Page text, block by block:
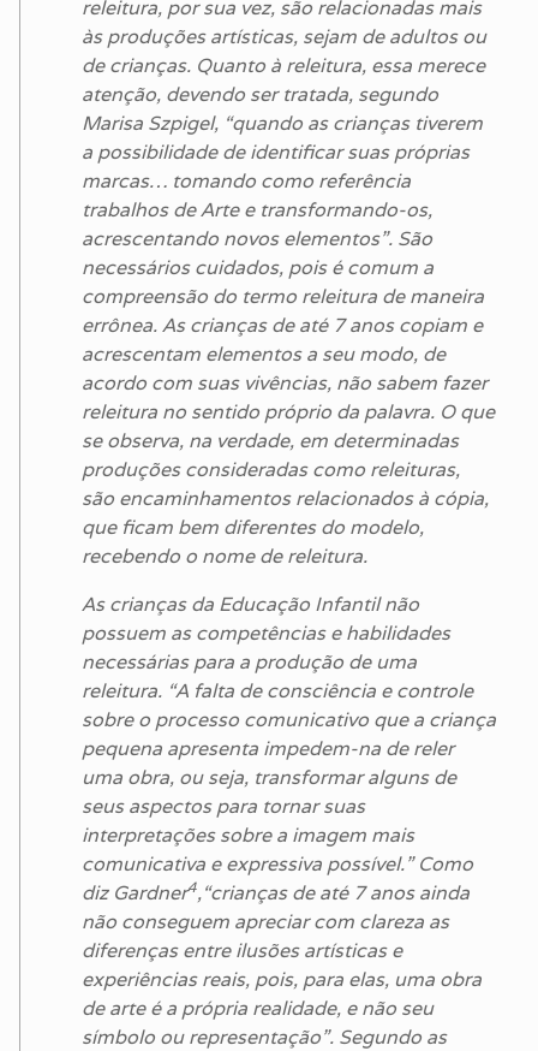
releitura, por sua vez, são relacionadas mais
às produções artísticas, sejam de adultos ou
de crianças. Quanto à releitura, essa merece
atenção, devendo ser tratada, segundo
Marisa Szpigel, “quando as crianças tiverem
a possibilidade de identificar suas próprias
marcas… tomando como referência
trabalhos de Arte e transformando-os,
acrescentando novos elementos”. São
necessários cuidados, pois é comum a
compreensão do termo releitura de maneira
errônea. As crianças de até 7 anos copiam e
acrescentam elementos a seu modo, de
acordo com suas vivências, não sabem fazer
releitura no sentido próprio da palavra. O que
se observa, na verdade, em determinadas
produções consideradas como releituras,
são encaminhamentos relacionados à cópia,
que ficam bem diferentes do modelo,
recebendo o nome de releitura.
As crianças da Educação Infantil não
possuem as competências e habilidades
necessárias para a produção de uma
releitura. “A falta de consciência e controle
sobre o processo comunicativo que a criança
pequena apresenta impedem-na de reler
uma obra, ou seja, transformar alguns de
seus aspectos para tornar suas
interpretações sobre a imagem mais
comunicativa e expressiva possível.” Como
diz Gardner4,“crianças de até 7 anos ainda
não conseguem apreciar com clareza as
diferenças entre ilusões artísticas e
experiências reais, pois, para elas, uma obra
de arte é a própria realidade, e não seu
símbolo ou representação”. Segundo as